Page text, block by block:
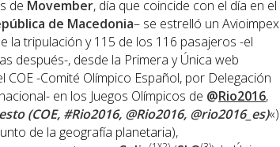
de Movember, día que coincide con el día en el
de Macedonia– se estrelló un Avioimpex
la tripulación y 115 de los 116 pasajeros -el
después-, desde la Primera y Única web
-Comité Olímpico Español, por Delegación
en los Juegos Olímpicos de @Rio2016,
(COE, #Rio2016, @Rio2016, @rio2016_es)«)
de la geografía planetaria),